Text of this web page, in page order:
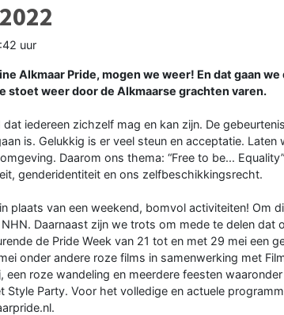
uur
Alkmaar Pride, mogen we weer! En dat gaan we
stoet weer door de Alkmaarse grachten varen.
iedereen zichzelf mag en kan zijn. De
is. Gelukkig is er veel steun en acceptatie. Laten
Daarom ons thema: “Free to be...
genderidentiteit en ons zelfbeschikkingsrecht.
plaats van een weekend, bomvol activiteiten! Om
Daarnaast zijn we trots om mede te delen dat
de Pride Week van 21 tot en met 29 mei een
onder andere roze films in samenwerking met
een roze wandeling en meerdere feesten
Style Party. Voor het volledige en actuele